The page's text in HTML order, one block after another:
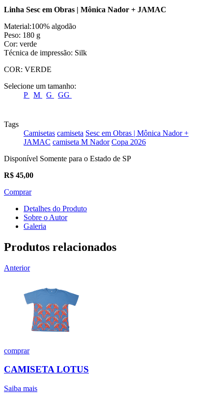
Linha Sesc em Obras | Mônica Nador + JAMAC
Material:100% algodão
Peso: 180 g
Cor: verde
Técnica de impressão: Silk
COR: VERDE
Selecione um tamanho:
P
M G GG
Tags
Camisetas camiseta Sesc em Obras | Mônica Nador +
JAMAC camiseta M Nador Copa 2026
Disponível Somente para o Estado de SP
R$ 45,00
Comprar
Detalhes do Produto
Sobre o Autor
Galeria
Produtos relacionados
Anterior
comprar
CAMISETA LOTUS
Saiba mais